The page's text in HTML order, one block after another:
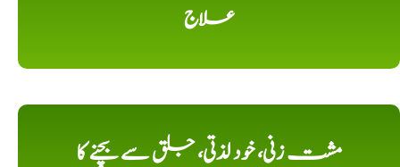
علاج
مشت زنی، خود لذتی، جلق سے بچنے کا